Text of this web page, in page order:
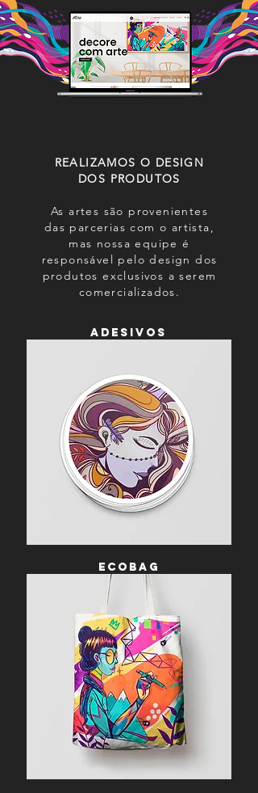
REALIZAMOS O DESIGN
DOS PRODUTOS
As artes são provenientes
das parcerias com o artista,
mas nossa equipe é
responsável pelo design dos
produtos exclusivos a serem
comercializados.
ADESIVOS
ECOBAG